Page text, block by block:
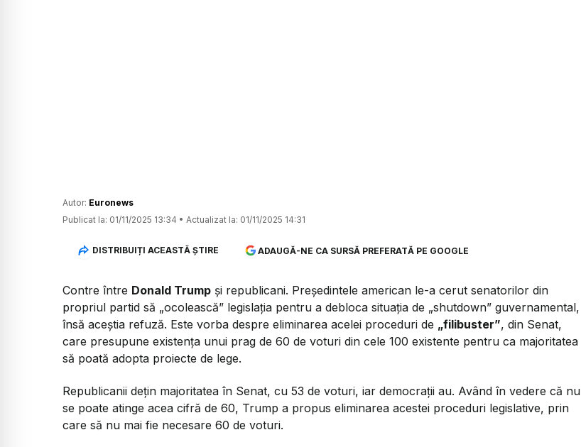
Autor: Euronews
Publicat la: 01/11/2025 13:34 • Actualizat la: 01/11/2025 14:31
DISTRIBUIȚI ACEASTĂ ȘTIRE ADAUGĂ-NE CA SURSĂ PREFERATĂ PE GOOGLE
Contre între Donald Trump și republicani. Președintele american le-a cerut senatorilor din
propriul partid să „ocolească” legislația pentru a debloca situația de „shutdown” guvernamental,
însă aceștia refuză. Este vorba despre eliminarea acelei proceduri de „filibuster”, din Senat,
care presupune existența unui prag de 60 de voturi din cele 100 existente pentru ca majoritatea
să poată adopta proiecte de lege.
Republicanii dețin majoritatea în Senat, cu 53 de voturi, iar democrații au. Având în vedere că nu
se poate atinge acea cifră de 60, Trump a propus eliminarea acestei proceduri legislative, prin
care să nu mai fie necesare 60 de voturi.